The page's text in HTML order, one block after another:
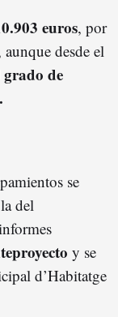
euros, por
desde el
de
se
del
y se
d’Habitatge